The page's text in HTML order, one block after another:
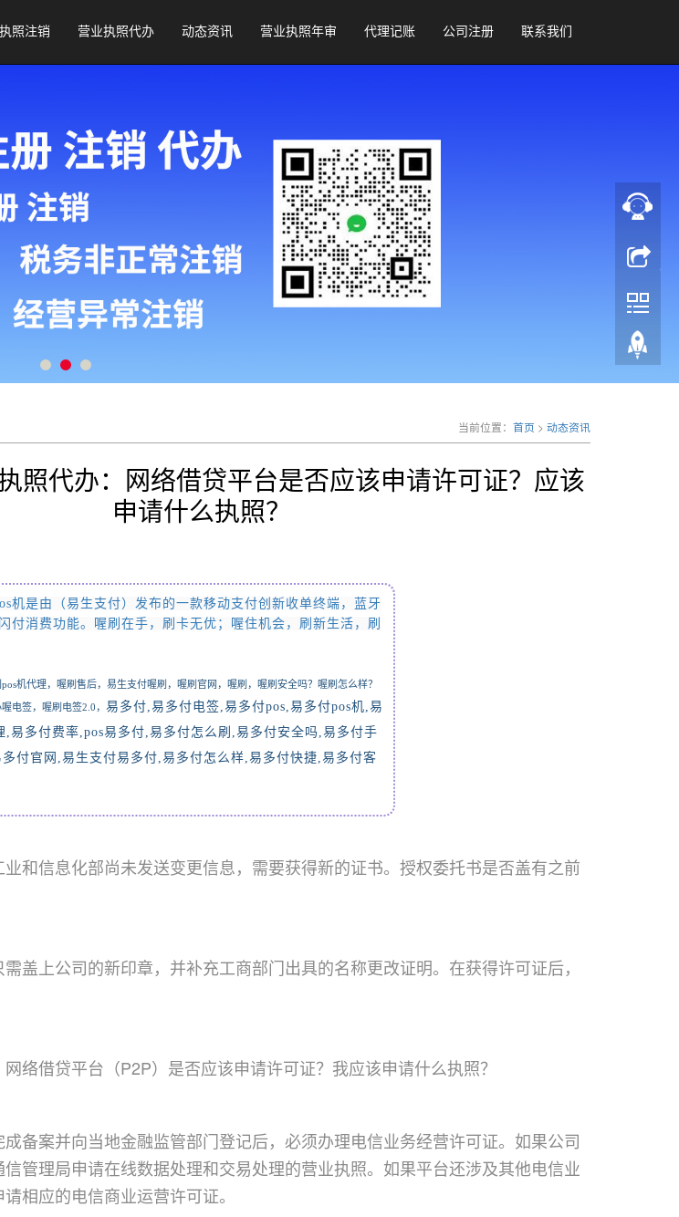
照注销 营业执照代办 动态资讯 营业执照年审 代理记账 公司注册 联系我们
当前位置： 首页 > 动态资讯
照代办：网络借贷平台是否应该申请许可证？应该
申请什么执照？
机是由 （易生支付） 发布的一款移动支付创新收单终端，蓝牙
付消费功能。喔刷在手，刷卡无优；喔住机会，刷新生活，刷
机代理， 喔刷售后，易生支付喔刷，喔刷官网，喔刷，喔刷安全吗？喔刷怎么样？
电签，喔刷电签2.0， 易多付,易多付电签,易多付pos,易多付pos机,易
,易多付费率,pos易多付,易多付怎么刷 ,易多付安全吗,易多付手
付官网 ,易生支付易多付,易多付怎么样,易多付快捷,易多付客
和信息化部尚未发送变更信息，需要获得新的证书。授权委托书是否盖有之前
盖上公司的新印章，并补充工商部门出具的名称更改证明。在获得许可证后，
络借贷平台（P2P）是否应该申请许可证？我应该申请什么执照？
备案并向当地金融监管部门登记后，必须办理电信业务经营许可证。如果公司
管理局申请在线数据处理和交易处理的营业执照。如果平台还涉及其他电信业
相应的电信商业运营许可证。